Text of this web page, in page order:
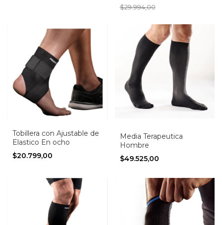
$29.994,00
Tobillera con Ajustable de
Elastico En ocho
$20.799,00
Media Terapeutica
Hombre
$49.525,00